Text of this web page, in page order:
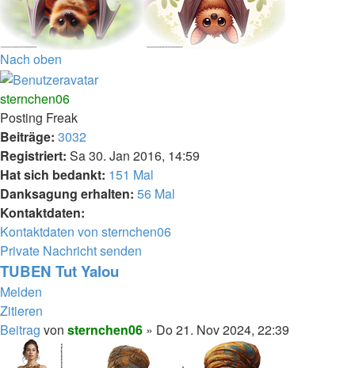
Nach oben
sternchen06
Posting Freak
Beiträge: 3032
Registriert: Sa 30. Jan 2016, 14:59
Hat sich bedankt: 151 Mal
Danksagung erhalten: 56 Mal
Kontaktdaten:
Kontaktdaten von sternchen06
Private Nachricht senden
TUBEN Tut Yalou
Melden
Zitieren
Beitrag von sternchen06 » Do 21. Nov 2024, 22:39